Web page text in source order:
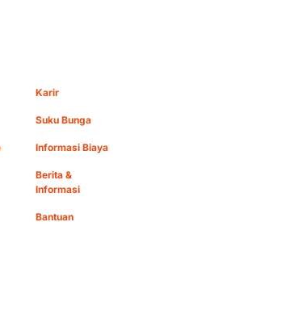
Karir
Suku Bunga
Informasi Biaya
Berita &
Informasi
Bantuan